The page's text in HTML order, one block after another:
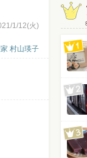
1/12(火)
村山瑛子